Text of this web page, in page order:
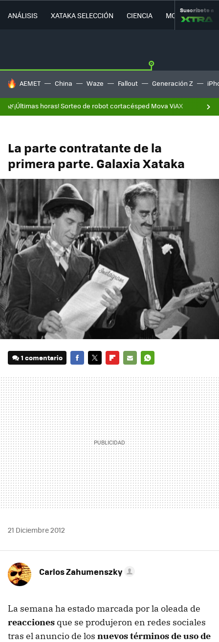
ANÁLISIS XATAKA SELECCIÓN CIENCIA MOVILIDAD
Suscríbete a
HOY SE HABLA DE
AEMET China Waze Fallout Generación Z
🌿¡Últimas horas! Sorteo de robot cortacésped Mova ViAX
La parte contratante de la
primera parte. Galaxia Xataka
1 comentario
MAIL
21 Diciembre 2012
Carlos Zahumenszky
La semana ha estado marcada por la oleada de
reacciones que se produjeron en redes sociales
tras el anuncio de los nuevos términos de uso de